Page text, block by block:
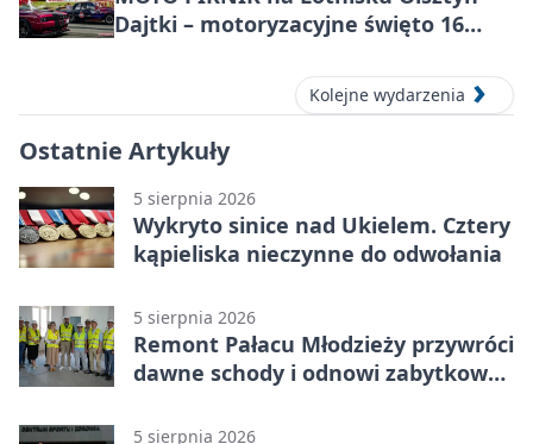
Dajtki – motoryzacyjne święto 16
Kolejne wydarzenia
Ostatnie Artykuły
5 sierpnia 2026
Wykryto sinice nad Ukielem. Cztery
kąpieliska nieczynne do odwołania
5 sierpnia 2026
Remont Pałacu Młodzieży przywróci
dawne schody i odnowi zabytkowy
5 sierpnia 2026